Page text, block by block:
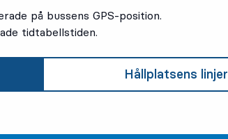
på bussens GPS-position.
tidtabellstiden.
Hållplatsens linjer